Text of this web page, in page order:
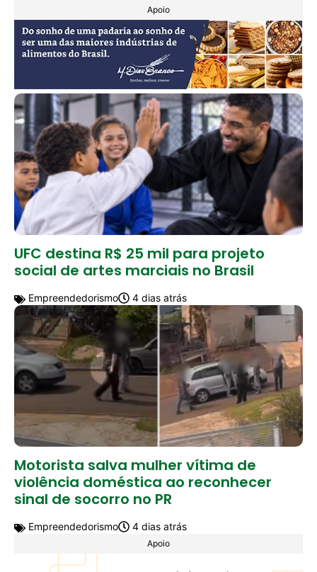
Apoio
UFC destina R$ 25 mil para projeto
social de artes marciais no Brasil
Empreendedorismo 4 dias atrás
Motorista salva mulher vítima de
violência doméstica ao reconhecer
sinal de socorro no PR
Empreendedorismo 4 dias atrás
Apoio